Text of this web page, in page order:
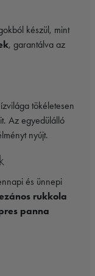
készül, mint
, garantálva az
tökéletesen
Az egyedülálló
nyújt.
és ünnepi
rukkola
panna